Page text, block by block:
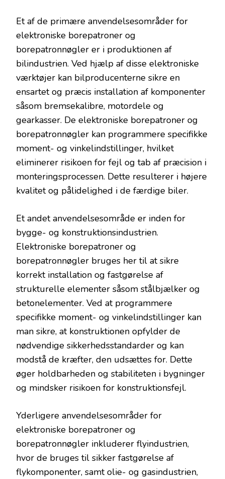
Et af de primære anvendelsesområder for
elektroniske borepatroner og
borepatronnøgler er i produktionen af
bilindustrien. Ved hjælp af disse elektroniske
værktøjer kan bilproducenterne sikre en
ensartet og præcis installation af komponenter
såsom bremsekalibre, motordele og
gearkasser. De elektroniske borepatroner og
borepatronnøgler kan programmere specifikke
moment- og vinkelindstillinger, hvilket
eliminerer risikoen for fejl og tab af præcision i
monteringsprocessen. Dette resulterer i højere
kvalitet og pålidelighed i de færdige biler.
Et andet anvendelsesområde er inden for
bygge- og konstruktionsindustrien.
Elektroniske borepatroner og
borepatronnøgler bruges her til at sikre
korrekt installation og fastgørelse af
strukturelle elementer såsom stålbjælker og
betonelementer. Ved at programmere
specifikke moment- og vinkelindstillinger kan
man sikre, at konstruktionen opfylder de
nødvendige sikkerhedsstandarder og kan
modstå de kræfter, den udsættes for. Dette
øger holdbarheden og stabiliteten i bygninger
og mindsker risikoen for konstruktionsfejl.
Yderligere anvendelsesområder for
elektroniske borepatroner og
borepatronnøgler inkluderer flyindustrien,
hvor de bruges til sikker fastgørelse af
flykomponenter, samt olie- og gasindustrien,